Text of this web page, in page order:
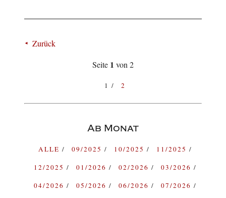
Zurück
Seite 1 von 2
1 2
Ab Monat
ALLE 09/2025 10/2025
11/2025
12/2025
01/2026 02/2026
03/2026
04/2026
05/2026 06/2026
07/2026